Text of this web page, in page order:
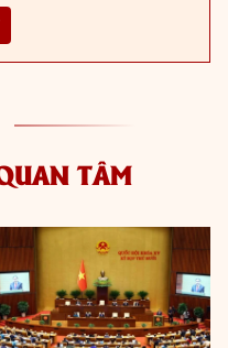
TÂM